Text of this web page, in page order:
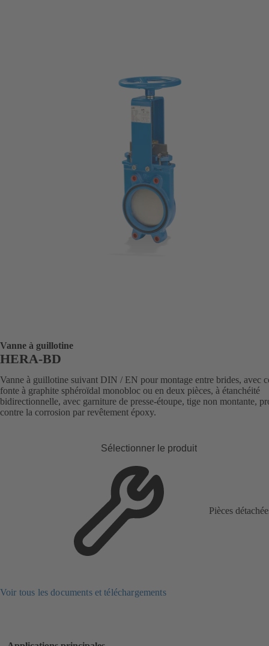
Vanne à guillotine
HERA-BD
Vanne à guillotine suivant DIN / EN pour montage entre brides, avec
fonte à graphite sphéroïdal monobloc ou en deux pièces, à étanchéité
bidirectionnelle, avec garniture de presse-étoupe, tige non montante,
contre la corrosion par revêtement époxy.
Sélectionner le produit
Pièces
Voir tous les documents et téléchargements